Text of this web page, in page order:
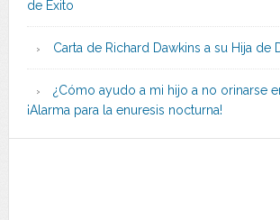
de Éxito
Carta de Richard Dawkins a su Hija de
¿Cómo ayudo a mi hijo a no orinarse
¡Alarma para la enuresis nocturna!